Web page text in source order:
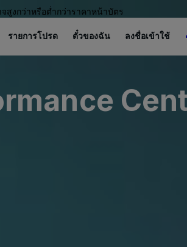
สูงกว่าหรือต่ำกว่าราคาหน้าบัตร
รายการโปรด ตั๋วของฉัน ลงชื่อเข้าใช้